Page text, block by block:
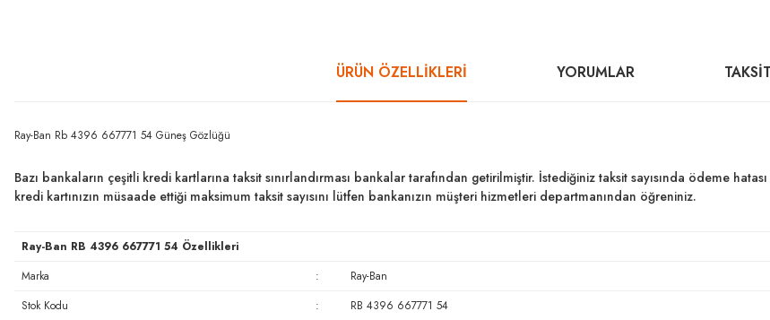
ÜRÜN ÖZELLİKLERİ YORUMLAR
Ray-Ban Rb 4396 667771 54 Güneş Gözlüğü
Bazı bankaların çeşitli kredi kartlarına taksit sınırlandırması bankalar tarafından getirilmiştir. İstediğiniz taksit sayısında ödeme
kredi kartınızın müsaade ettiği maksimum taksit sayısını lütfen bankanızın müşteri hizmetleri departmanından öğreniniz.
Ray-Ban RB 4396 667771 54 Özellikleri
Marka
:
Ray-Ban
Stok Kodu
: RB 4396 667771 54